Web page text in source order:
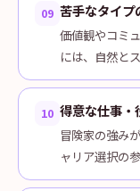
09 苦手なタイプ
価値観やコミ
には、自然と
10 得意な仕事・
冒険家の強み
ャリア選択の